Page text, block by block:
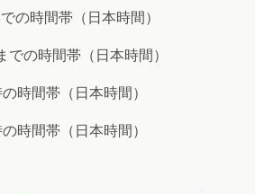
の時間帯（日本時間）
の時間帯（日本時間）
時間帯（日本時間）
時間帯（日本時間）